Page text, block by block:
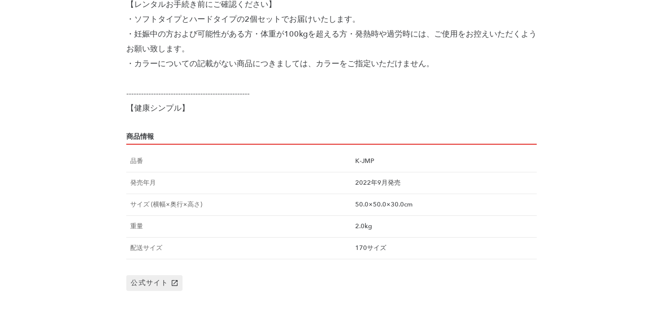
【レンタルお手続き前にご確認ください】
・ソフトタイプとハードタイプの2個セットでお届けいたします。
・妊娠中の方および可能性がある方・体重が100kgを超える方・発熱時や過労時には、ご使用をお控えいただくよう
お願い致します。
・カラーについての記載がない商品につきましては、カラーをご指定いただけません。
--------------------------------------------------
商品情報
品番 K-JMP
発売年月 2022年9月発売
サイズ (横幅×奥行×高さ) 50.0×50.0×30.0cm
重量 2.0kg
配送サイズ 170サイズ
公式サイト